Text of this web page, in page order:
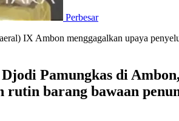
Perbesar
IX Ambon menggagalkan upaya
Pamungkas di
barang bawaan